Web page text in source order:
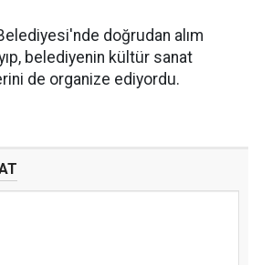
doğrudan alım
belediyenin kültür sanat
de organize ediyordu.